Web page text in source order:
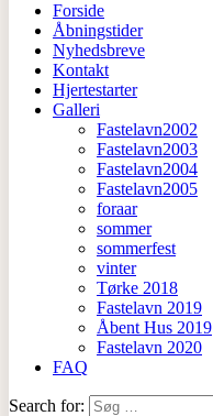
Forside
Åbningstider
Nyhedsbreve
Kontakt
Hjertestarter
Galleri
Fastelavn2002
Fastelavn2003
Fastelavn2004
Fastelavn2005
foraar
sommer
sommerfest
vinter
Tørke 2018
Fastelavn 2019
Åbent Hus 2019
Fastelavn 2020
FAQ
Search for: